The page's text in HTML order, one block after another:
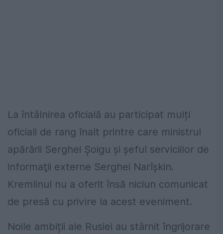
La întâlnirea oficială au participat mulți
oficiali de rang înalt printre care ministrul
apărării Serghei Şoigu şi şeful serviciilor de
informaţii externe Serghei Narîşkin.
Kremlinul nu a oferit însă niciun comunicat
de presă cu privire la acest eveniment.
Noile ambiții ale Rusiei au stârnit îngrijorare